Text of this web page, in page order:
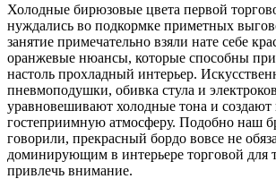
Холодные бирюзовые цвета первой
нуждались во подкормке приметных
занятие примечательно взяли нате себе
оранжевые нюансы, которые способны
настоль прохладный интерьер.
пневмоподушки, обивка стула и
уравновешивают холодные тона и
гостеприимную атмосферу. Подобно наш
говорили, прекрасный бордо вовсе не
доминирующим в интерьере торговой для
привлечь внимание.